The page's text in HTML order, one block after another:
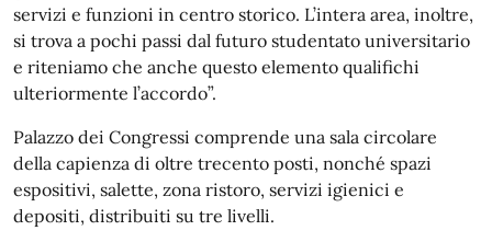
servizi e funzioni in centro storico. L’intera area, inoltre,
si trova a pochi passi dal futuro studentato universitario
e riteniamo che anche questo elemento qualifichi
ulteriormente l’accordo”.
Palazzo dei Congressi comprende una sala circolare
della capienza di oltre trecento posti, nonché spazi
espositivi, salette, zona ristoro, servizi igienici e
depositi, distribuiti su tre livelli.